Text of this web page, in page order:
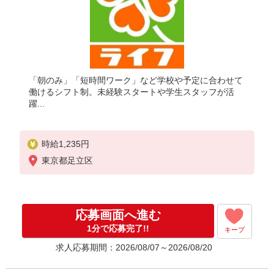
「朝のみ」「短時間ワーク」など学校や予定に合わせて
働けるシフト制。未経験スタートや学生スタッフが活
躍...
時給1,235円
東京都足立区
応募画面へ進む
1分で応募完了!! キープ
求人応募期間：2026/08/07～2026/08/20